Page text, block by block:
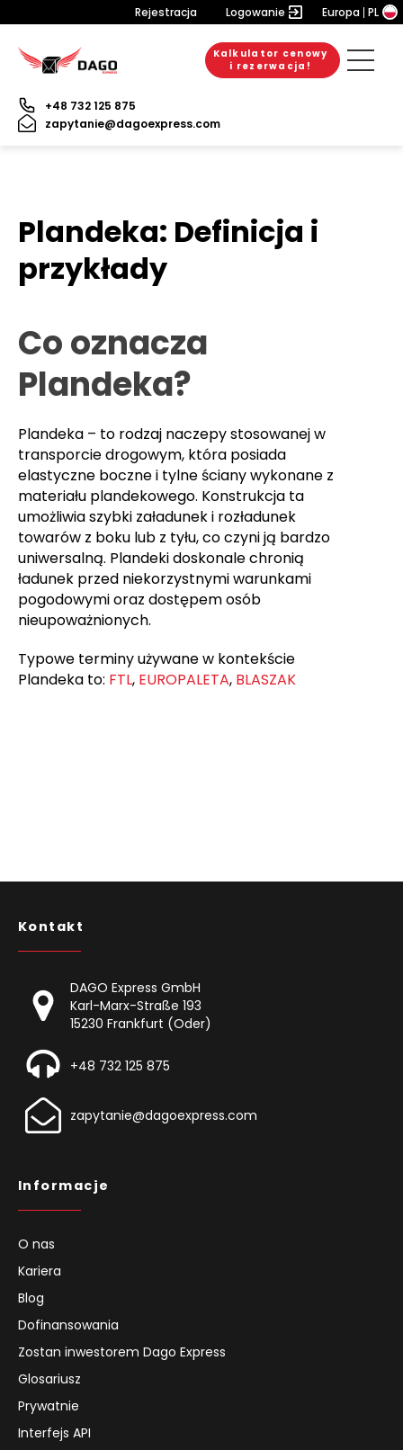
Rejestracja Logowanie Europa PL
Kalkulator cenowy
i rezerwacja!
+48 732 125 875
zapytanie@dagoexpress.com
Plandeka: Definicja i
przykłady
Co oznacza
Plandeka?
Plandeka – to rodzaj naczepy stosowanej w
transporcie drogowym, która posiada
elastyczne boczne i tylne ściany wykonane z
materiału plandekowego. Konstrukcja ta
umożliwia szybki załadunek i rozładunek
towarów z boku lub z tyłu, co czyni ją bardzo
uniwersalną. Plandeki doskonale chronią
ładunek przed niekorzystnymi warunkami
pogodowymi oraz dostępem osób
nieupoważnionych.
Typowe terminy używane w kontekście
Plandeka to: FTL, EUROPALETA, BLASZAK
Kontakt
DAGO Express GmbH
Karl-Marx-Straße 193
15230 Frankfurt (Oder)
+48 732 125 875
zapytanie@dagoexpress.com
Informacje
O nas
Kariera
Blog
Dofinansowania
Zostan inwestorem Dago Express
Glosariusz
Prywatnie
Interfejs API